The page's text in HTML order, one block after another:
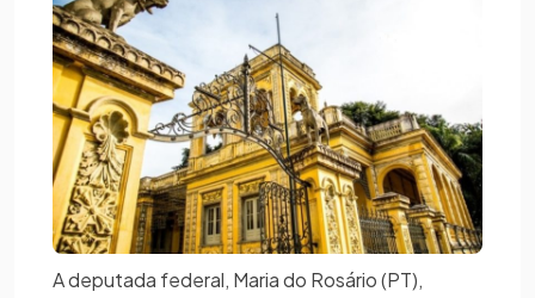
A deputada federal, Maria do Rosário (PT),